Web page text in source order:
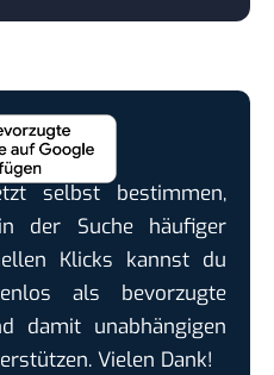
selbst bestimmen,
der Suche häufiger
Klicks kannst du
als bevorzugte
damit unabhängigen
Vielen Dank!